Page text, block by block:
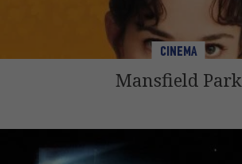
CINEMA
Mansfield Park